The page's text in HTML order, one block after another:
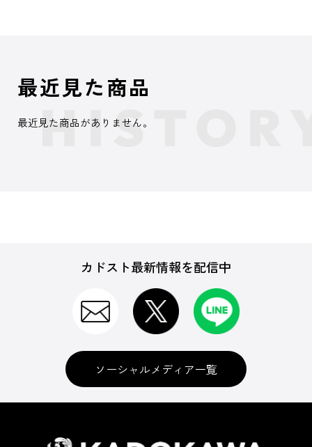
最近見た商品
最近見た商品がありません。
カドスト最新情報を配信中
ソーシャルメディア一覧